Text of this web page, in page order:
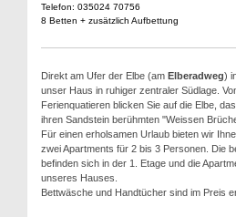
Telefon: 035024 70756
8 Betten + zusätzlich Aufbettung
Direkt am Ufer der Elbe (am Elberadweg)
unser Haus in ruhiger zentraler Südlage.
Ferienquatieren blicken Sie auf die Elbe,
ihren Sandstein berühmten "Weissen
Für einen erholsamen Urlaub bieten wir
zwei Apartments für 2 bis 3 Personen. Die
befinden sich in der 1. Etage und die
unseres Hauses.
Bettwäsche und Handtücher sind im Preis